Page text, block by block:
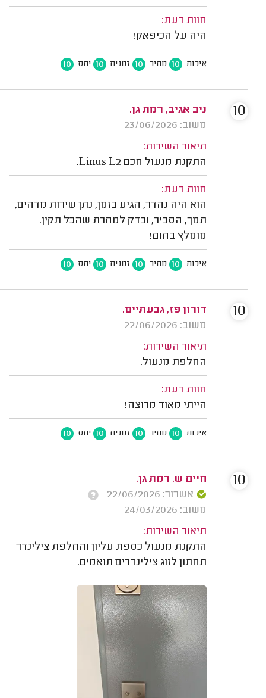
חוות דעת:
היה על הכיפאק!
איכות 10 מחיר 10 זמנים 10 יחס 10
ניב אגיב, רמת גן.
משוב: 23/06/2026
תיאור השירות:
התקנת מנעול חכם Linus L2.
חוות דעת:
הוא היה נהדר, הגיע בזמן, נתן שירות מדהים,
תמך, הסביר, ובדק למחרת שהכל תקין.
מומלץ בחום!
איכות 10 מחיר 10 זמנים 10 יחס 10
10
דורון פז, גבעתיים.
משוב: 22/06/2026
תיאור השירות:
החלפת מנעול.
חוות דעת:
הייתי מאוד מרוצה!
איכות 10 מחיר 10 זמנים 10 יחס 10
10
חיים ש. רמת גן.
אשרור: 22/06/2026
משוב: 24/03/2026
תיאור השירות:
התקנת מנעול כספת עליון והחלפת צילינדר
תחתון לזוג צילינדרים תואמים.
10